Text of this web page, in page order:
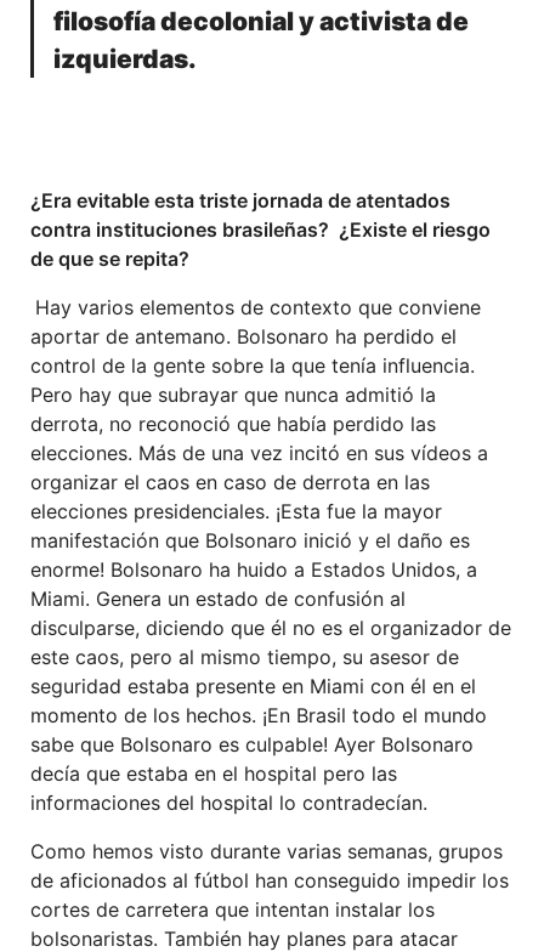
filosofía decolonial y activista de
izquierdas.
¿Era evitable esta triste jornada de atentados
contra instituciones brasileñas? ¿Existe el riesgo
de que se repita?
Hay varios elementos de contexto que conviene
aportar de antemano. Bolsonaro ha perdido el
control de la gente sobre la que tenía influencia.
Pero hay que subrayar que nunca admitió la
derrota, no reconoció que había perdido las
elecciones. Más de una vez incitó en sus vídeos a
organizar el caos en caso de derrota en las
elecciones presidenciales. ¡Esta fue la mayor
manifestación que Bolsonaro inició y el daño es
enorme! Bolsonaro ha huido a Estados Unidos, a
Miami. Genera un estado de confusión al
disculparse, diciendo que él no es el organizador de
este caos, pero al mismo tiempo, su asesor de
seguridad estaba presente en Miami con él en el
momento de los hechos. ¡En Brasil todo el mundo
sabe que Bolsonaro es culpable! Ayer Bolsonaro
decía que estaba en el hospital pero las
informaciones del hospital lo contradecían.
Como hemos visto durante varias semanas, grupos
de aficionados al fútbol han conseguido impedir los
cortes de carretera que intentan instalar los
bolsonaristas. También hay planes para atacar